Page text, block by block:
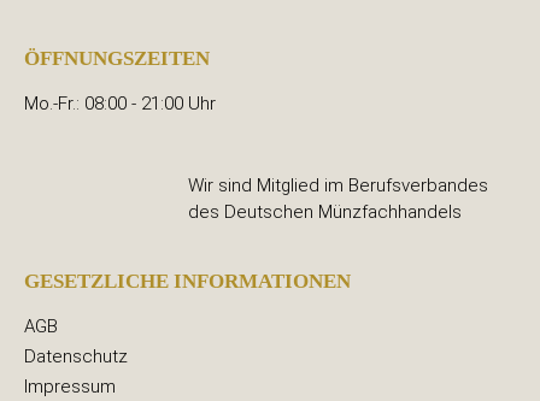
ÖFFNUNGSZEITEN
Mo.-Fr.: 08:00 - 21:00 Uhr
Wir sind Mitglied im Berufsverbandes
des Deutschen Münzfachhandels
GESETZLICHE INFORMATIONEN
AGB
Datenschutz
Impressum